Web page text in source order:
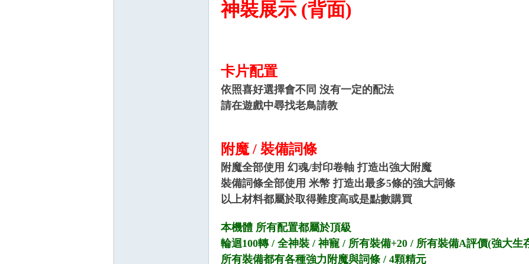
神裝展示 (背面)
卡片配置
依照喜好選擇會不同 沒有一定的配法
請在遊戲中尋找老鳥請教
附魔 / 裝備詞條
附魔全部使用 幻魂/封印卷軸 打造出強大附魔
裝備詞條全部使用 米幣 打造出最多5條的強大詞條
以上材料都屬於取得難度高或是點數購買
本機體 所有配置都屬於頂級
輪迴100轉 / 全神裝 / 神寵 / 所有裝備+20 / 所有裝備A評價(強大生
所有裝備都有各種強力附魔與詞條 / 4顆精元